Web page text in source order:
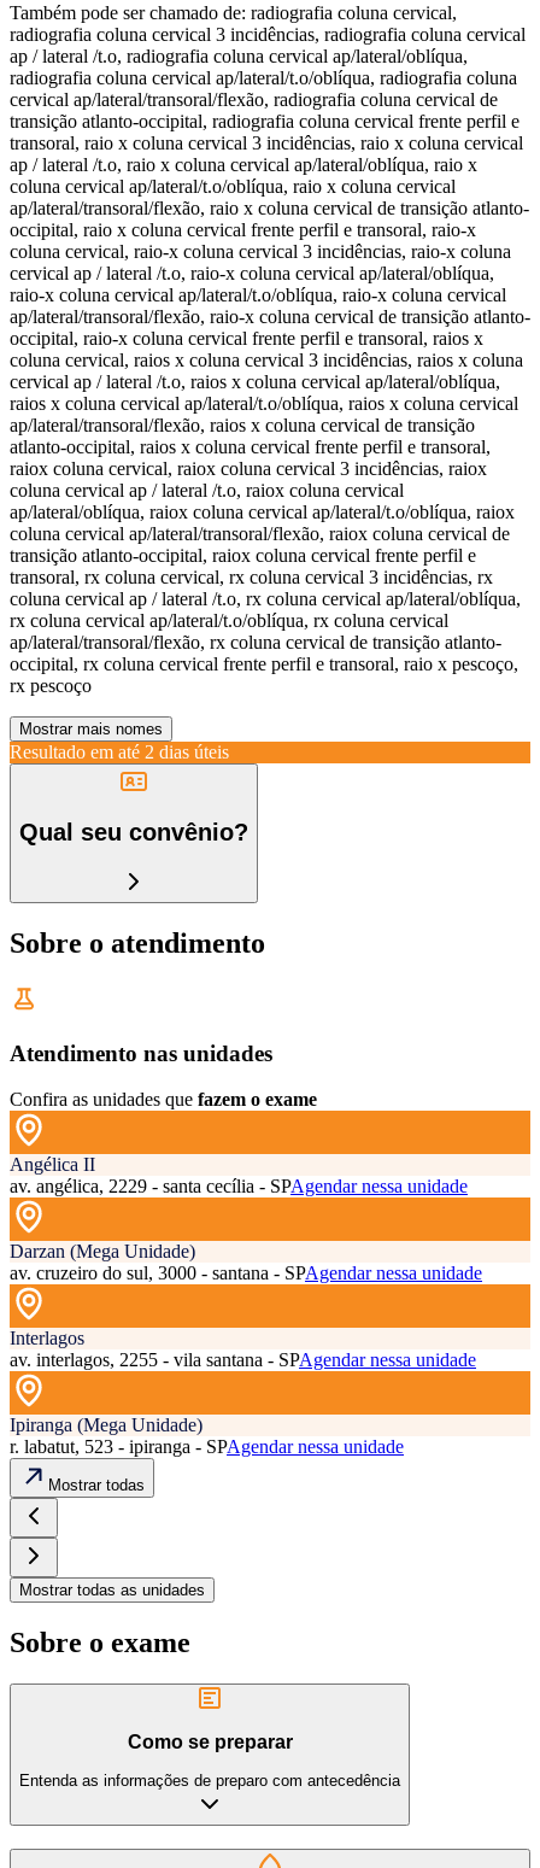
Também pode ser chamado de: radiografia coluna cervical,
radiografia coluna cervical 3 incidências, radiografia coluna cervical
ap / lateral /t.o, radiografia coluna cervical ap/lateral/oblíqua,
radiografia coluna cervical ap/lateral/t.o/oblíqua, radiografia coluna
cervical ap/lateral/transoral/flexão, radiografia coluna cervical de
transição atlanto-occipital, radiografia coluna cervical frente perfil e
transoral, raio x coluna cervical 3 incidências, raio x coluna cervical
ap / lateral /t.o, raio x coluna cervical ap/lateral/oblíqua, raio x
coluna cervical ap/lateral/t.o/oblíqua, raio x coluna cervical
ap/lateral/transoral/flexão, raio x coluna cervical de transição atlanto-
occipital, raio x coluna cervical frente perfil e transoral, raio-x
coluna cervical, raio-x coluna cervical 3 incidências, raio-x coluna
cervical ap / lateral /t.o, raio-x coluna cervical ap/lateral/oblíqua,
raio-x coluna cervical ap/lateral/t.o/oblíqua, raio-x coluna cervical
ap/lateral/transoral/flexão, raio-x coluna cervical de transição atlanto-
occipital, raio-x coluna cervical frente perfil e transoral, raios x
coluna cervical, raios x coluna cervical 3 incidências, raios x coluna
cervical ap / lateral /t.o, raios x coluna cervical ap/lateral/oblíqua,
raios x coluna cervical ap/lateral/t.o/oblíqua, raios x coluna cervical
ap/lateral/transoral/flexão, raios x coluna cervical de transição
atlanto-occipital, raios x coluna cervical frente perfil e transoral,
raiox coluna cervical, raiox coluna cervical 3 incidências, raiox
coluna cervical ap / lateral /t.o, raiox coluna cervical
ap/lateral/oblíqua, raiox coluna cervical ap/lateral/t.o/oblíqua, raiox
coluna cervical ap/lateral/transoral/flexão, raiox coluna cervical de
transição atlanto-occipital, raiox coluna cervical frente perfil e
transoral, rx coluna cervical, rx coluna cervical 3 incidências, rx
coluna cervical ap / lateral /t.o, rx coluna cervical ap/lateral/oblíqua,
rx coluna cervical ap/lateral/t.o/oblíqua, rx coluna cervical
ap/lateral/transoral/flexão, rx coluna cervical de transição atlanto-
occipital, rx coluna cervical frente perfil e transoral, raio x pescoço,
rx pescoço
Mostrar mais nomes
Resultado em até 2 dias úteis
Qual seu convênio?
Sobre o atendimento
Atendimento nas unidades
Confira as unidades que fazem o exame
Angélica II
av. angélica, 2229 - santa cecília - SPAgendar nessa unidade
Darzan (Mega Unidade)
av. cruzeiro do sul, 3000 - santana - SPAgendar nessa unidade
Interlagos
av. interlagos, 2255 - vila santana - SPAgendar nessa unidade
Ipiranga (Mega Unidade)
r. labatut, 523 - ipiranga - SPAgendar nessa unidade
Mostrar todas
Mostrar todas as unidades
Sobre o exame
Como se preparar
Entenda as informações de preparo com antecedência